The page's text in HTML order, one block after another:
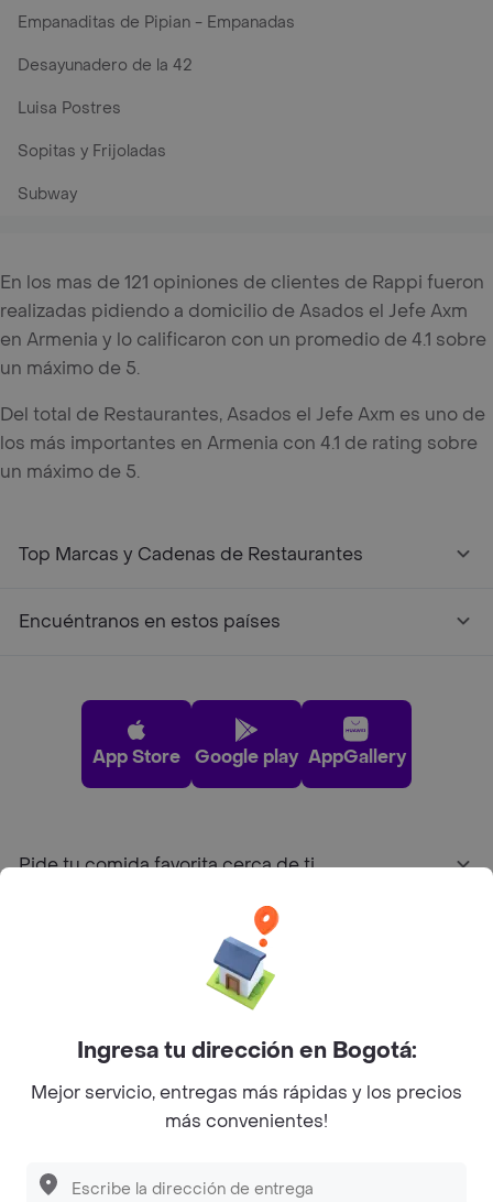
Empanaditas de Pipian - Empanadas
Desayunadero de la 42
Luisa Postres
Sopitas y Frijoladas
Subway
En los mas de 121 opiniones de clientes de Rappi fueron
realizadas pidiendo a domicilio de Asados el Jefe Axm
en Armenia y lo calificaron con un promedio de 4.1 sobre
un máximo de 5.
Del total de Restaurantes, Asados el Jefe Axm es uno de
los más importantes en Armenia con 4.1 de rating sobre
un máximo de 5.
Top Marcas y Cadenas de Restaurantes
Encuéntranos en estos países
App Store Google play AppGallery
Pide tu comida favorita cerca de ti
Sobre Rappi
Facebook
Twitter
Instagram
©2026Rappi Inc. All rights reserved.
Ingresa tu dirección en Bogotá:
Mejor servicio, entregas más rápidas y los precios
más convenientes!